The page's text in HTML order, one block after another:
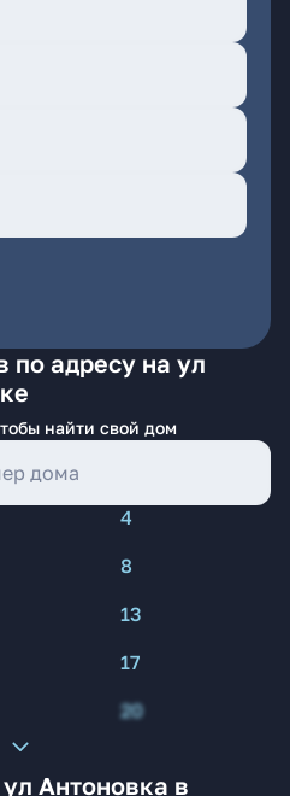
по адресу на ул
найти свой дом
4
8
13
17
20
Антоновка в